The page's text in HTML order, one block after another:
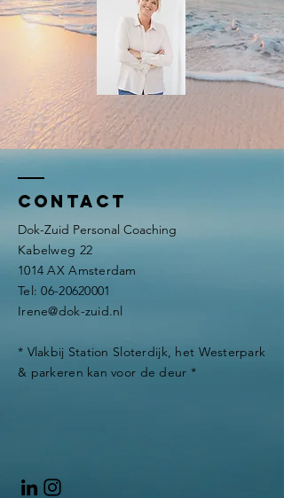
Contact
Dok-Zuid Personal Coaching
Kabelweg 22
1014 AX Amsterdam
Tel:06-20620001
Irene@dok-zuid.nl
* Vlakbij Station Sloterdijk, het Westerpark
& parkeren kan voor de deur *